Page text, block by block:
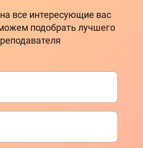
все интересующие вас
подобрать лучшего